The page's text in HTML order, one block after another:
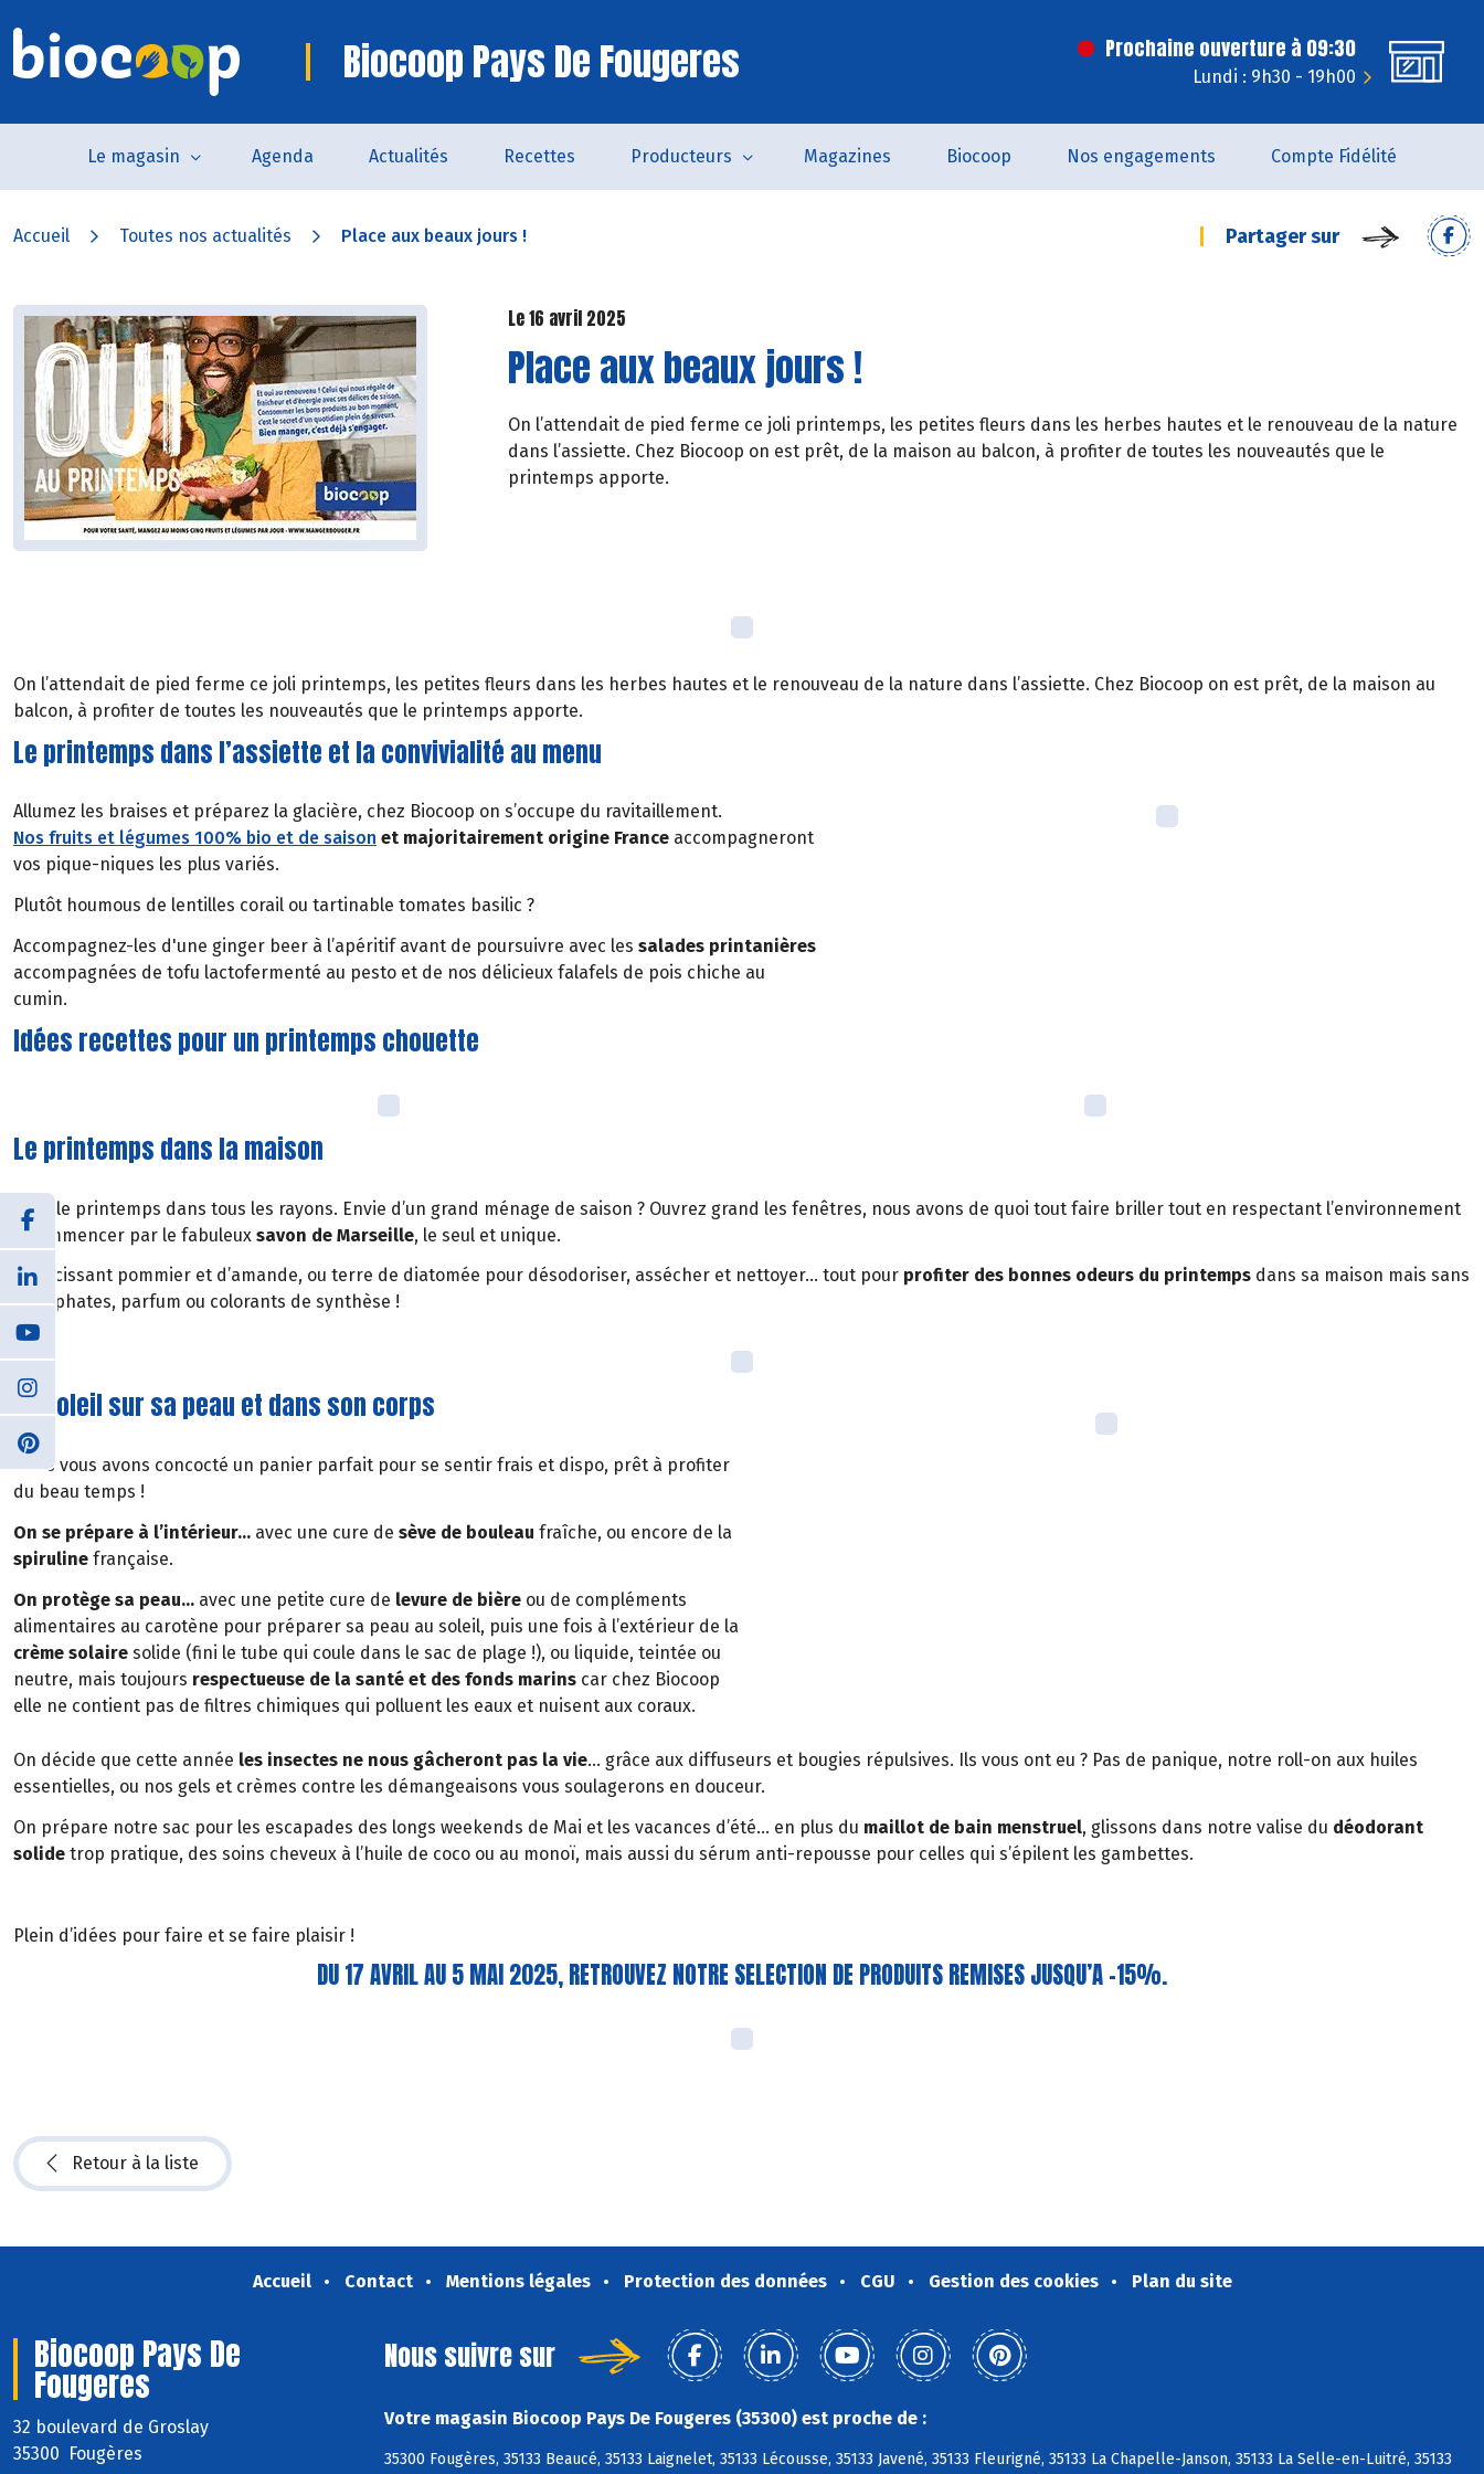
Biocoop Pays De Fougeres Prochaine ouverture à 09:30
Lundi : 9h30 - 19h00
Le magasin Agenda Actualités Recettes Producteurs Magazines Biocoop Nos engagements Compte Fidélité
Accueil Toutes nos actualités Place aux beaux jours ! Partager sur
Le 16 avril 2025
Place aux beaux jours !
On l’attendait de pied ferme ce joli printemps, les petites fleurs dans les herbes hautes et le renouveau de la nature
dans l’assiette. Chez Biocoop on est prêt, de la maison au balcon, à profiter de toutes les nouveautés que le
printemps apporte.
On l’attendait de pied ferme ce joli printemps, les petites fleurs dans les herbes hautes et le renouveau de la nature dans l’assiette. Chez Biocoop on est prêt, de la maison au
balcon, à profiter de toutes les nouveautés que le printemps apporte.
Le printemps dans l’assiette et la convivialité au menu
Allumez les braises et préparez la glacière, chez Biocoop on s’occupe du ravitaillement.
Nos fruits et légumes 100% bio et de saison et majoritairement origine France accompagneront
vos pique-niques les plus variés.
Plutôt houmous de lentilles corail ou tartinable tomates basilic ?
Accompagnez-les d'une ginger beer à l’apéritif avant de poursuivre avec les salades printanières
accompagnées de tofu lactofermenté au pesto et de nos délicieux falafels de pois chiche au
cumin.
Idées recettes pour un printemps chouette
Le printemps dans la maison
C’est le printemps dans tous les rayons. Envie d’un grand ménage de saison ? Ouvrez grand les fenêtres, nous avons de quoi tout faire briller tout en respectant l’environnement
à commencer par le fabuleux savon de Marseille, le seul et unique.
Adoucissant pommier et d’amande, ou terre de diatomée pour désodoriser, assécher et nettoyer… tout pour profiter des bonnes odeurs du printemps dans sa maison mais sans
phosphates, parfum ou colorants de synthèse !
Le soleil sur sa peau et dans son corps
Nous vous avons concocté un panier parfait pour se sentir frais et dispo, prêt à profiter
du beau temps !
On se prépare à l’intérieur… avec une cure de sève de bouleau fraîche, ou encore de la
spiruline française.
On protège sa peau… avec une petite cure de levure de bière ou de compléments
alimentaires au carotène pour préparer sa peau au soleil, puis une fois à l’extérieur de la
crème solaire solide (fini le tube qui coule dans le sac de plage !), ou liquide, teintée ou
neutre, mais toujours respectueuse de la santé et des fonds marins car chez Biocoop
elle ne contient pas de filtres chimiques qui polluent les eaux et nuisent aux coraux.
On décide que cette année les insectes ne nous gâcheront pas la vie… grâce aux diffuseurs et bougies répulsives. Ils vous ont eu ? Pas de panique, notre roll-on aux huiles
essentielles, ou nos gels et crèmes contre les démangeaisons vous soulagerons en douceur.
On prépare notre sac pour les escapades des longs weekends de Mai et les vacances d’été… en plus du maillot de bain menstruel, glissons dans notre valise du déodorant
solide trop pratique, des soins cheveux à l’huile de coco ou au monoï, mais aussi du sérum anti-repousse pour celles qui s’épilent les gambettes.
Plein d’idées pour faire et se faire plaisir !
DU 17 AVRIL AU 5 MAI 2025, RETROUVEZ NOTRE SELECTION DE PRODUITS REMISES JUSQU’A -15%.
Retour à la liste
Accueil Contact Mentions légales Protection des données CGU Gestion des cookies Plan du site
Biocoop Pays De
Fougeres
32 boulevard de Groslay
35300 Fougères
Nous suivre sur
Votre magasin Biocoop Pays De Fougeres (35300) est proche de :
35300 Fougères, 35133 Beaucé, 35133 Laignelet, 35133 Lécousse, 35133 Javené, 35133 Fleurigné, 35133 La Chapelle-Janson, 35133 La Selle-en-Luitré, 35133